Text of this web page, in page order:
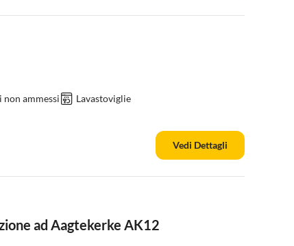
ammessi
Lavastoviglie
Vedi Dettagli
ad Aagtekerke AK12